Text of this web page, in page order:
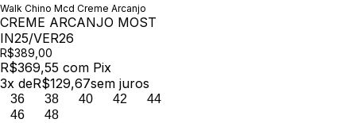
Walk Chino Mcd Creme Arcanjo
CREME ARCANJO MOST
IN25/VER26
R$389,00
R$369,55 com Pix
3x deR$129,67sem juros
36 38 40 42
44
46
48